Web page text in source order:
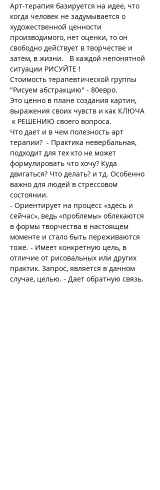
Арт-терапия базируется на идее, что
когда человек не задумывается о
художественной ценности
производимого, нет оценки, то он
свободно действует в творчестве и
затем, в жизни.   В каждой непонятной
ситуации РИСУЙТЕ !
Стоимость терапевтической группы
"Рисуем абстракцию" - 80евро.
Это ценно в плане создания картин,
выражения своих чувств и как КЛЮЧА
к РЕШЕНИЮ своего вопроса.
Что дает и в чем полезность арт
терапии?  - Практика невербальная,
подходит для тех кто не может
формулировать что хочу? Куда
двигаться? Что делать? и тд. Особенно
важно для людей в стрессовом
состоянии.
- Ориентирует на процесс «здесь и
сейчас», ведь «проблемы» облекаются
в формы творчества в настоящем
моменте и стало быть переживаются
тоже. - Имеет конкретную цель, в
отличие от рисовальных или других
практик. Запрос, является в данном
случае, целью. - Дает обратную связь.